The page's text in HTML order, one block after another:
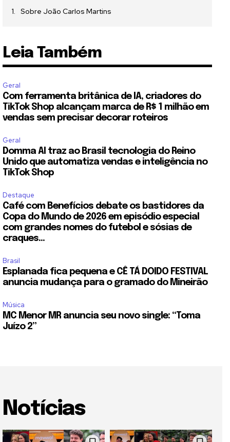
Sobre João Carlos Martins
Leia Também
Geral
Com ferramenta britânica de IA, criadores do
TikTok Shop alcançam marca de R$ 1 milhão em
vendas sem precisar decorar roteiros
Geral
Domma AI traz ao Brasil tecnologia do Reino
Unido que automatiza vendas e inteligência no
TikTok Shop
Destaque
Café com Benefícios debate os bastidores da
Copa do Mundo de 2026 em episódio especial
com grandes nomes do futebol e sósias de
craques...
Brasil
Esplanada fica pequena e CÊ TÁ DOIDO FESTIVAL
anuncia mudança para o gramado do Mineirão
Música
MC Menor MR anuncia seu novo single: “Toma
Juízo 2”
Notícias